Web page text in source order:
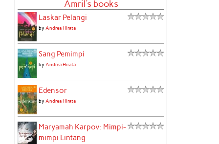
Amril's books
Laskar Pelangi
byAndrea Hirata
Sang Pemimpi
byAndrea Hirata
Edensor
byAndrea Hirata
Maryamah Karpov: Mimpi-
mimpi Lintang